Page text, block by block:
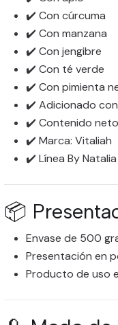
✔️ Con cúrcuma
✔️ Con manzana
✔️ Con jengibre
✔️ Con té verde
✔️ Con pimienta
✔️ Adicionado con
✔️ Contenido
✔️ Marca: Vitaliah
✔️ Línea By Natalia
📦
Envase de 500
Presentación en
Producto de uso